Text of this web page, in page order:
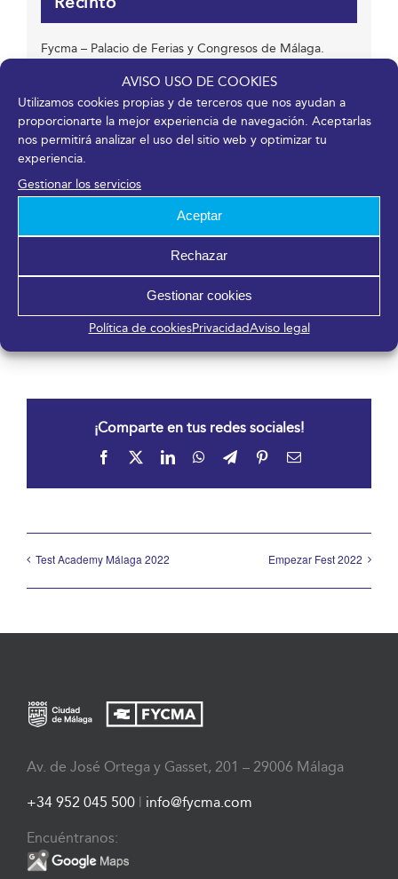
AVISO USO DE COOKIES
Utilizamos cookies propias y de terceros que nos ayudan a
proporcionarte la mejor experiencia de navegación. Aceptarlas
nos permitirá analizar el uso del sitio web y optimizar tu
experiencia.
Gestionar los servicios
Aceptar
Rechazar
Gestionar cookies
Política de cookiesPrivacidadAviso legal
Fycma – Palacio de Ferias y Congresos de Málaga.
Organizador
Correo electrónico
Ver el sitio web del Organizador
¡Comparte en tus redes sociales!
Facebook LinkedInWhatsApp
TelegramPinterestCorreo
Test Academy Málaga 2022 Empezar Fest 2022
Av. de José Ortega y Gasset, 201 – 29006 Málaga
+34 952 045 500 | info@fycma.com
Encuéntranos: